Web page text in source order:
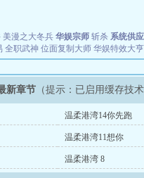
美漫之大冬兵 华娱宗师 斩杀 系统供
全职武神 位面复制大师 华娱特效大亨
新章节 （提示：已启用缓存技
温柔港湾14你先跑
温柔港湾11想你
温柔港湾 8